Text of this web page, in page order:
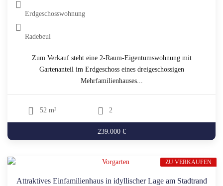
Erdgeschosswohnung
Radebeul
Zum Verkauf steht eine 2-Raum-Eigentumswohnung mit
Gartenanteil im Erdgeschoss eines dreigeschossigen
Mehrfamilienhauses...
52 m² 2
239.000 €
Attraktives Einfamilienhaus in idyllischer Lage am Stadtrand
ZU VERKAUFEN